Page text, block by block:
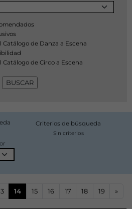
Catálogo de Danza a Escena
Catálogo de Circo a Escena
Criterios de búsqueda
Sin criterios
14 15 16 17 18 19 »